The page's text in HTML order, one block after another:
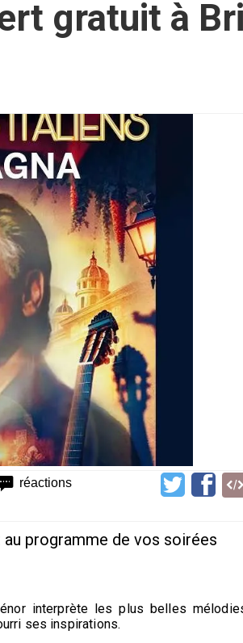
gratuit à
réactions
programme de vos soirées
interprète les plus belles
ses inspirations.